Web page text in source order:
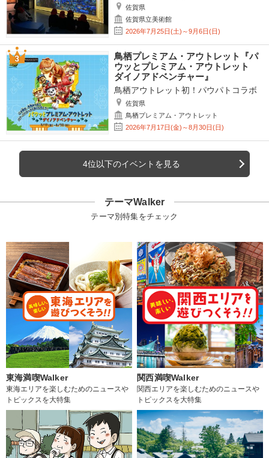
佐賀県
佐賀県立美術館
2026年7月25日(土)～9月6日(日)
鳥栖プレミアム・アウトレット『パ
ウッとプレミアム・アウトレット
ダイノアドベンチャー』
鳥栖アウトレット初！パウパトコラボ
佐賀県
鳥栖プレミアム・アウトレット
2026年7月17日(金)～8月30日(日)
4位以下のイベントを見る
テーマWalker
テーマ別特集をチェック
東海満喫Walker
東海エリアを楽しむためのニュースや
トピックスを大特集
関西満喫Walker
関西エリアを楽しむためのニュースや
トピックスを大特集